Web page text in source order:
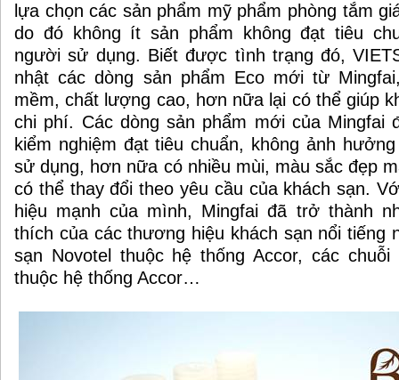
lựa chọn các sản phẩm mỹ phẩm phòng tắm
do đó không ít sản phẩm không đạt tiêu
người sử dụng. Biết được tình trạng đó,
nhật các dòng sản phẩm Eco mới từ
mềm, chất lượng cao, hơn nữa lại có thể giúp
chi phí. Các dòng sản phẩm mới của Mingfai
kiểm nghiệm đạt tiêu chuẩn, không ảnh
sử dụng, hơn nữa có nhiều mùi, màu sắc đẹp
có thể thay đổi theo yêu cầu của khách sạn.
hiệu mạnh của mình, Mingfai đã trở thành
thích của các thương hiệu khách sạn nổi tiếng
sạn Novotel thuộc hệ thống Accor, các chuỗi
thuộc hệ thống Accor…